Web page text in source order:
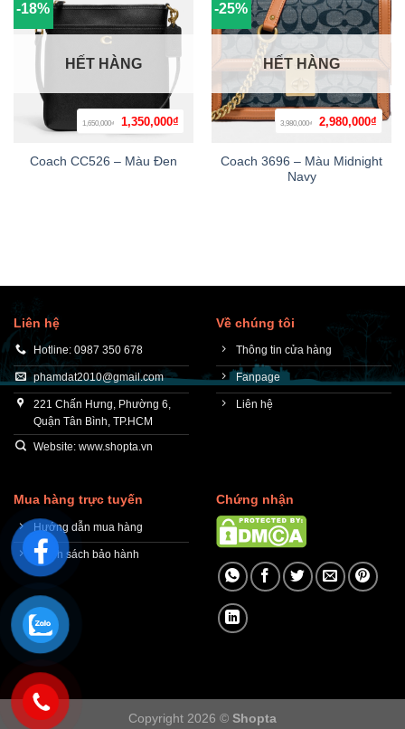
-18%
1,650,000₫
Giá
gốc
1,650,000₫.
1,350,000₫
1,350,000₫.
HẾT HÀNG
Coach CC526 – Màu Đen
-25%
3,980,000₫
Giá
gốc
3,980,000₫.
2,980,000₫ Giá
HẾT HÀNG
Coach 3696 – Màu Midnight
Navy
Liên hệ
Hotline: 0987 350 678
phamdat2010@gmail.com
221 Chấn Hưng, Phường 6,
Quận Tân Bình, TP.HCM
Website: www.shopta.vn
Về chúng tôi
Thông tin cửa hàng
Fanpage
Liên hệ
Mua hàng trực tuyến
Hướng dẫn mua hàng
Chính sách bảo hành
Chứng nhận
Copyright 2026 © Shopta